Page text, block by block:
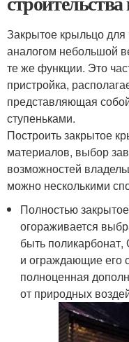
Закрытое крыльцо для
аналогом небольшой
те же функции. Это
пристройка,
представляющая
ступеньками.
Построить закрытое
материалов, выбор
возможностей
можно несколькими
Полностью
огораживается
быть
и ограждающие его
полноценная
от природных